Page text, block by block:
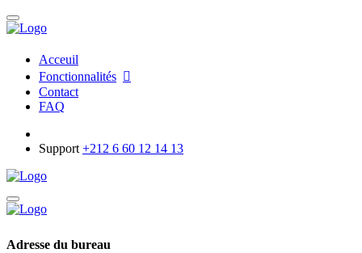
Acceuil
Fonctionnalités
Contact
FAQ
Support +212 6 60 12 14 13
Adresse du bureau